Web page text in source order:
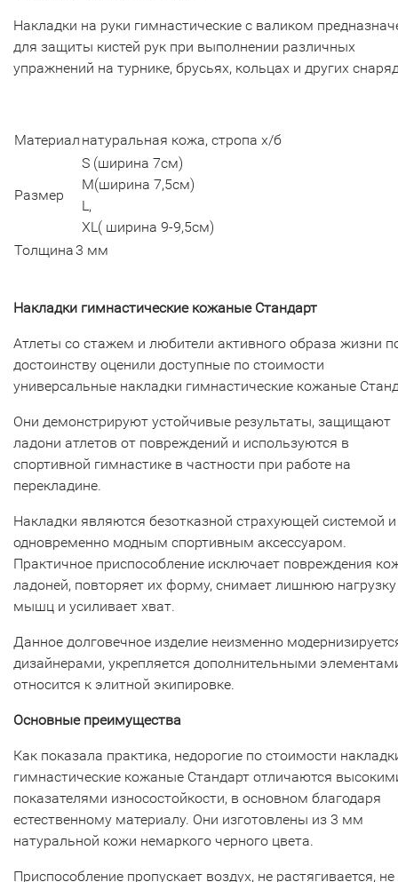
Накладки на руки гимнастические с валиком
для защиты кистей рук при выполнении различных
упражнений на турнике, брусьях, кольцах и других
Материал натуральная кожа, стропа х/б
Размер
S (ширина 7см)
M(ширина 7,5см)
L,
XL( ширина 9-9,5см)
Толщина3 мм
Накладки гимнастические кожаные Стандарт
Атлеты со стажем и любители активного образа жизни
достоинству оценили доступные по стоимости
универсальные накладки гимнастические кожаные
Они демонстрируют устойчивые результаты, защищают
ладони атлетов от повреждений и используются в
спортивной гимнастике в частности при работе на
перекладине.
Накладки являются безотказной страхующей системой и
одновременно модным спортивным аксессуаром.
Практичное приспособление исключает повреждения
ладоней, повторяет их форму, снимает лишнюю нагрузку
мышц и усиливает хват.
Данное долговечное изделие неизменно
дизайнерами, укрепляется дополнительными
относится к элитной экипировке.
Основные преимущества
Как показала практика, недорогие по стоимости
гимнастические кожаные Стандарт отличаются
показателями износостойкости, в основном благодаря
естественному материалу. Они изготовлены из 3 мм
натуральной кожи немаркого черного цвета.
Приспособление пропускает воздух, не растягивается, не